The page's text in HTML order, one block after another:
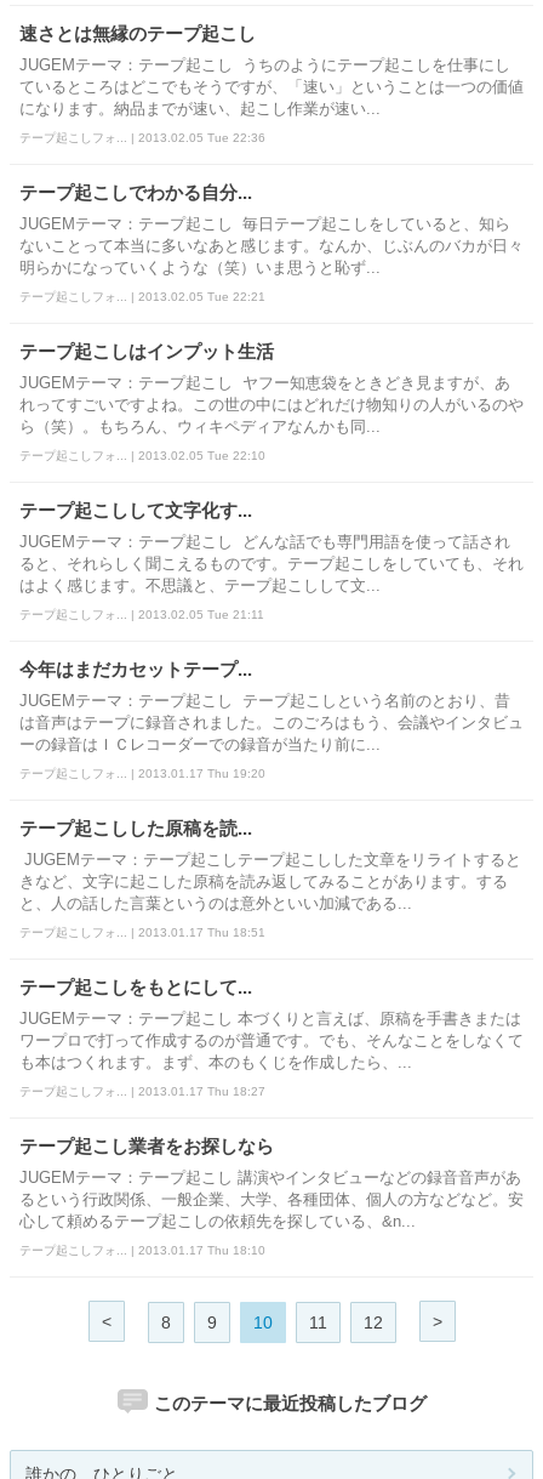
速さとは無縁のテープ起こし
JUGEMテーマ：テープ起こし うちのようにテープ起こしを仕事にし
ているところはどこでもそうですが、「速い」ということは一つの価値
になります。納品までが速い、起こし作業が速い...
テープ起こしフォ... | 2013.02.05 Tue 22:36
テープ起こしでわかる自分...
JUGEMテーマ：テープ起こし 毎日テープ起こしをしていると、知ら
ないことって本当に多いなあと感じます。なんか、じぶんのバカが日々
明らかになっていくような（笑）いま思うと恥ず...
テープ起こしフォ... | 2013.02.05 Tue 22:21
テープ起こしはインプット生活
JUGEMテーマ：テープ起こし ヤフー知恵袋をときどき見ますが、あ
れってすごいですよね。この世の中にはどれだけ物知りの人がいるのや
ら（笑）。もちろん、ウィキペディアなんかも同...
テープ起こしフォ... | 2013.02.05 Tue 22:10
テープ起こしして文字化す...
JUGEMテーマ：テープ起こし どんな話でも専門用語を使って話され
ると、それらしく聞こえるものです。テープ起こしをしていても、それ
はよく感じます。不思議と、テープ起こしして文...
テープ起こしフォ... | 2013.02.05 Tue 21:11
今年はまだカセットテープ...
JUGEMテーマ：テープ起こし テープ起こしという名前のとおり、昔
は音声はテープに録音されました。このごろはもう、会議やインタビュ
ーの録音はＩＣレコーダーでの録音が当たり前に...
テープ起こしフォ... | 2013.01.17 Thu 19:20
テープ起こしした原稿を読...
JUGEMテーマ：テープ起こしテープ起こしした文章をリライトすると
きなど、文字に起こした原稿を読み返してみることがあります。する
と、人の話した言葉というのは意外といい加減である...
テープ起こしフォ... | 2013.01.17 Thu 18:51
テープ起こしをもとにして...
JUGEMテーマ：テープ起こし 本づくりと言えば、原稿を手書きまたは
ワープロで打って作成するのが普通です。でも、そんなことをしなくて
も本はつくれます。まず、本のもくじを作成したら、...
テープ起こしフォ... | 2013.01.17 Thu 18:27
テープ起こし業者をお探しなら
JUGEMテーマ：テープ起こし 講演やインタビューなどの録音音声があ
るという行政関係、一般企業、大学、各種団体、個人の方などなど。安
心して頼めるテープ起こしの依頼先を探している、&n...
テープ起こしフォ... | 2013.01.17 Thu 18:10
< 8 9 10 11 12 >
このテーマに最近投稿したブログ
誰かの…ひとりごと